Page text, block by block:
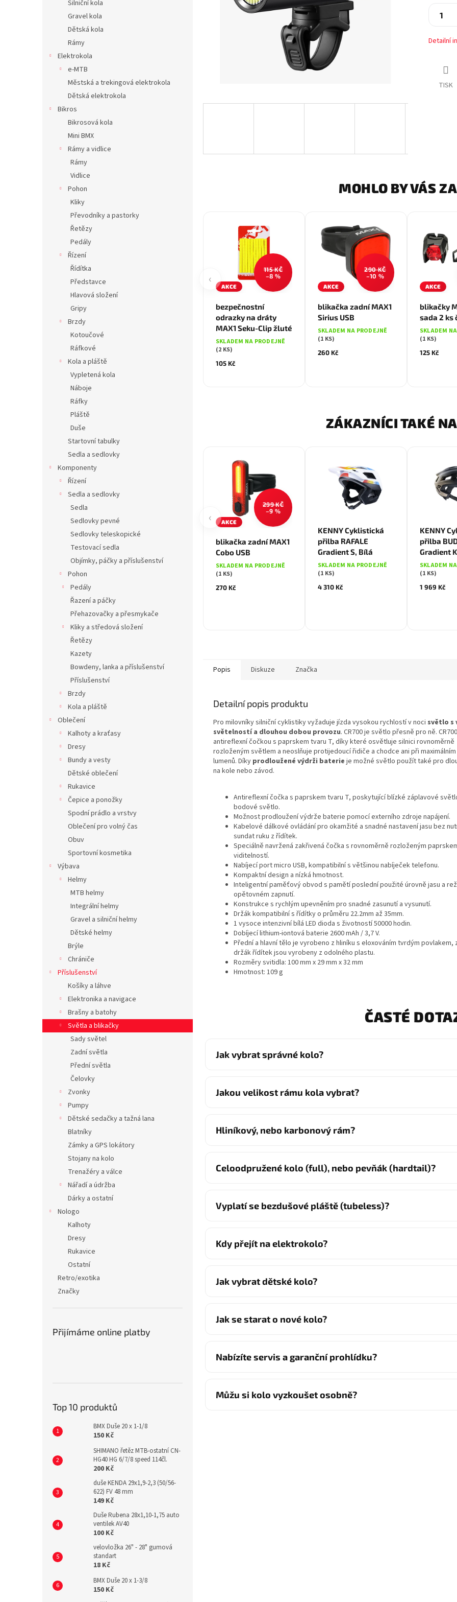
Silniční kola
Gravel kola
Dětská kola
Rámy
Elektrokola
e-MTB
Městská a trekingová elektrokola
Dětská elektrokola
Bikros
Bikrosová kola
Mini BMX
Rámy a vidlice
Rámy
Vidlice
Pohon
Kliky
Převodníky a pastorky
Řetězy
Pedály
Řízení
Řídítka
Představce
Hlavová složení
Gripy
Brzdy
Kotoučové
Ráfkové
Kola a pláště
Vypletená kola
Náboje
Ráfky
Pláště
Duše
Startovní tabulky
Sedla a sedlovky
Komponenty
Řízení
Sedla a sedlovky
Sedla
Sedlovky pevné
Sedlovky teleskopické
Testovací sedla
Objímky, páčky a příslušenství
Pohon
Pedály
Řazení a páčky
Přehazovačky a přesmykače
Kliky a středová složení
Řetězy
Kazety
Bowdeny, lanka a příslušenství
Příslušenství
Brzdy
Kola a pláště
Oblečení
Kalhoty a kraťasy
Dresy
Bundy a vesty
Dětské oblečení
Rukavice
Čepice a ponožky
Spodní prádlo a vrstvy
Oblečení pro volný čas
Obuv
Sportovní kosmetika
Výbava
Helmy
MTB helmy
Integrální helmy
Gravel a silniční helmy
Dětské helmy
Brýle
Chrániče
Příslušenství
Košíky a láhve
Elektronika a navigace
Brašny a batohy
Světla a blikačky
Sady světel
Zadní světla
Přední světla
Čelovky
Zvonky
Pumpy
Dětské sedačky a tažná lana
Blatníky
Zámky a GPS lokátory
Stojany na kolo
Trenažéry a válce
Nářadí a údržba
Dárky a ostatní
Nologo
Kalhoty
Dresy
Rukavice
Ostatní
Retro/exotika
Značky
Přijímáme online platby
Top 10 produktů
BMX Duše 20 x 1-1/8
150 Kč
SHIMANO řetěz MTB-ostatní CN-
HG40 HG 6/7/8 speed 114čl.
200 Kč
duše KENDA 29x1,9-2,3 (50/56-
622) FV 48 mm
149 Kč
Duše Rubena 28x1,10-1,75 auto
ventilek AV40
100 Kč
velovložka 26" - 28" gumová
standart
18 Kč
BMX Duše 20 x 1-3/8
150 Kč
Detailní
TISK
MOHLO BY VÁS
‹ AKCE
115 KČ
–8 %
bezpečnostní
odrazky na dráty
MAX1 Seku-Clip žluté
SKLADEM NA PRODEJNĚ
(2 KS)
105 Kč
AKCE
290 KČ
–10 %
blikačka zadní MAX1
Sirius USB
SKLADEM NA PRODEJNĚ
(1 KS)
260 Kč
AKCE
blikačky
sada 2 ks
SKLADEM
(1 KS)
125 Kč
ZÁKAZNÍCI TAKÉ
‹ AKCE
299 KČ
–9 %
blikačka zadní MAX1
Cobo USB
SKLADEM NA PRODEJNĚ
(1 KS)
270 Kč
KENNY Cyklistická
přilba RAFALE
Gradient S, Bílá
SKLADEM NA PRODEJNĚ
(1 KS)
4 310 Kč
KENNY
přilba
Gradient
SKLADEM
(1 KS)
1 969 Kč
Popis Diskuze Značka
Detailní popis produktu
Pro milovníky silniční cyklistiky vyžaduje jízda vysokou rychlostí v noci světlo s
světelností a dlouhou dobou provozu. CR700 je světlo přesně pro ně.
antireflexní čočkou s paprskem tvaru T, díky které osvětluje silnici rovnoměrně
rozloženým světlem a neoslňuje protijedoucí řidiče a chodce ani při
lumenů. Díky prodloužené výdrži baterie je možné světlo použít také pro
na kole nebo závod.
Antireflexní čočka s paprskem tvaru T, poskytující blízké záplavové
bodové světlo.
Možnost prodloužení výdrže baterie pomocí externího zdroje napájení.
Kabelové dálkové ovládání pro okamžité a snadné nastavení jasu bez
sundat ruku z řídítek.
Speciálně navržená zakřivená čočka s rovnoměrně rozloženým
viditelností.
Nabíjecí port micro USB, kompatibilní s většinou nabíječek telefonu.
Kompaktní design a nízká hmotnost.
Inteligentní paměťový obvod s pamětí poslední použité úrovně jasu a
opětovném zapnutí.
Konstrukce s rychlým upevněním pro snadné zasunutí a vysunutí.
Držák kompatibilní s řídítky o průměru 22.2mm až 35mm.
1 vysoce intenzivní bílá LED dioda s životností 50000 hodin.
Dobíjecí lithium-iontová baterie 2600 mAh / 3,7 V.
Přední a hlavní tělo je vyrobeno z hliníku s eloxováním tvrdým povlakem,
držák řídítek jsou vyrobeny z odolného plastu.
Rozměry svitidla: 100 mm x 29 mm x 32 mm
Hmotnost: 109 g
ČASTÉ
Jak vybrat správné kolo?
Jakou velikost rámu kola vybrat?
Hliníkový, nebo karbonový rám?
Celoodpružené kolo (full), nebo pevňák (hardtail)?
Vyplatí se bezdušové pláště (tubeless)?
Kdy přejít na elektrokolo?
Jak vybrat dětské kolo?
Jak se starat o nové kolo?
Nabízíte servis a garanční prohlídku?
Můžu si kolo vyzkoušet osobně?